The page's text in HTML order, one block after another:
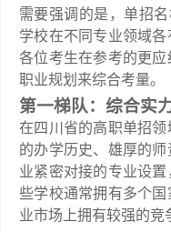
需要强调的是，单招
学校在不同专业领域各
各位考生在参考的更
职业规划来综合考量。
第一梯队：综合实
在四川省的高职单招
的办学历史、雄厚的
业紧密对接的专业设
些学校通常拥有多个
业市场上拥有较强的竞